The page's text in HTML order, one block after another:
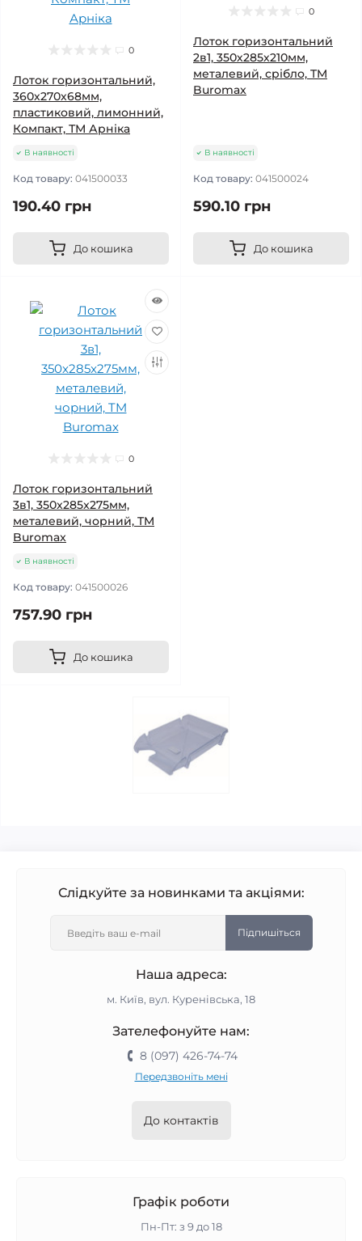
0
Лоток горизонтальний,
360х270х68мм,
пластиковий, лимонний,
Компакт, ТМ Арніка
В наявності
Код товару: 041500033
190.40 грн
До кошика
0
Лоток горизонтальний
2в1, 350х285х210мм,
металевий, срібло, TM
Buromax
В наявності
Код товару: 041500024
590.10 грн
До кошика
0
Лоток горизонтальний
3в1, 350x285x275мм,
металевий, чорний, TM
Buromax
В наявності
Код товару: 041500026
757.90 грн
До кошика
Слідкуйте за новинками та акціями:
Підпишіться
Наша адреса:
м. Київ, вул. Куренівська, 18
Зателефонуйте нам:
8 (097) 426-74-74
Передзвоніть мені
До контактів
Графік роботи
Пн-Пт: з 9 до 18